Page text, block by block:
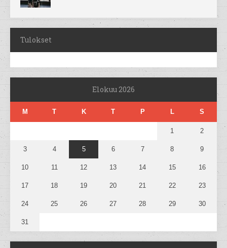
Tulokset
Elokuu 2026
M T K T P L S
1 2
3 4 5 6 7 8 9
10 11 12 13 14 15 16
17 18 19 20 21 22 23
24 25 26 27 28 29 30
31